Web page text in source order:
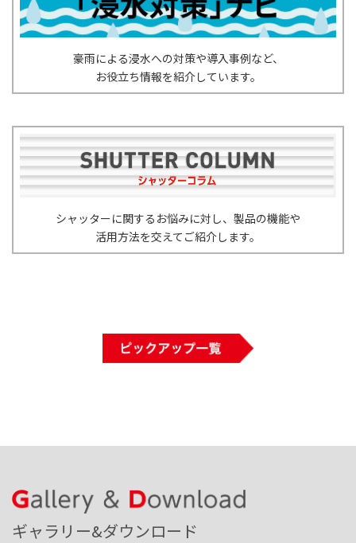
豪雨による浸水への対策や導入事例など、
お役立ち情報を紹介しています。
シャッターに関するお悩みに対し、製品の機能や
活用方法を交えてご紹介します。
ギャラリー&ダウンロード